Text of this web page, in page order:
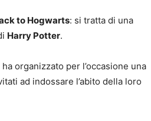
to Hogwarts: si tratta di una
Harry Potter.
organizzato per l’occasione una
ad indossare l’abito della loro